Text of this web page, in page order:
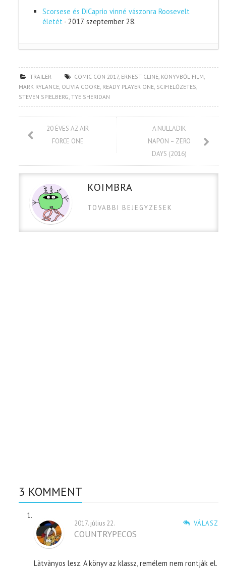
Scorsese és DiCaprio vinné vászonra Roosevelt
életét - 2017. szeptember 28.
TRAILER COMIC CON 2017, ERNEST CLINE, KÖNYVBŐL FILM,
MARK RYLANCE, OLIVIA COOKE, READY PLAYER ONE, SCIFIELŐZETES,
STEVEN SPIELBERG,TYE SHERIDAN
20 ÉVES AZ AIR
FORCE ONE
A NULLADIK
NAPON – ZERO
DAYS (2016)
KOIMBRA
TOVABBI BEJEGYZESEK
3 KOMMENT
VÁLASZ
2017. július 22.
COUNTRYPECOS
Làtvànyos lesz. A könyv az klassz, remélem nem rontjàk el.